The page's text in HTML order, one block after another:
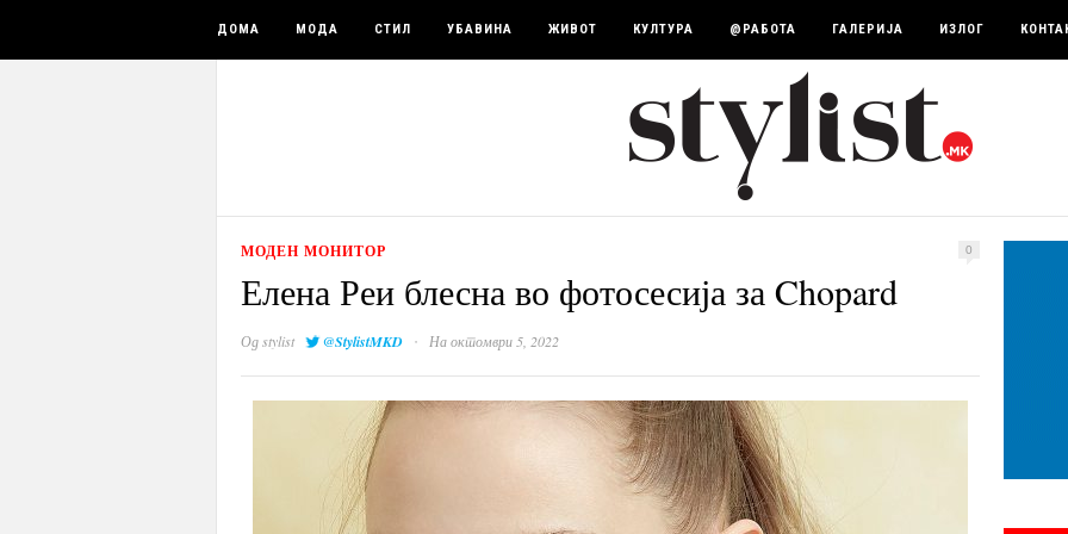
ДОМА МОДА СТИЛ УБАВИНА ЖИВОТ КУЛТУРА @РАБОТА ГАЛЕРИЈА ИЗЛОГ
МОДЕН МОНИТОР 0
Елена Реи блесна во фотосесија за Chopard
Одstylist @StylistMKD · На октомври 5, 2022